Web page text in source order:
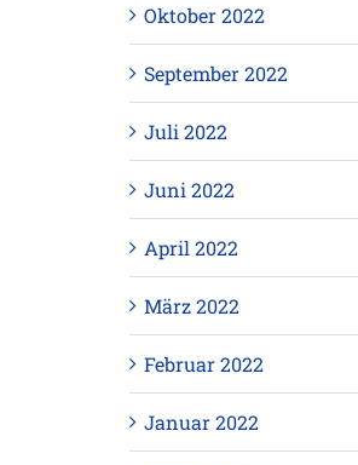
Oktober 2022
September 2022
Juli 2022
Juni 2022
April 2022
März 2022
Februar 2022
Januar 2022